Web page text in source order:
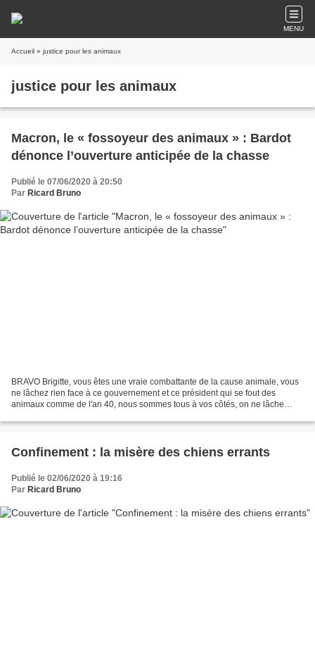
MENU
Accueil » justice pour les animaux
justice pour les animaux
Macron, le « fossoyeur des animaux » : Bardot
dénonce l’ouverture anticipée de la chasse
Publié le 07/06/2020 à 20:50
Par Ricard Bruno
BRAVO Brigitte, vous êtes une vraie combattante de la cause animale, vous
ne lâchez rien face à ce gouvernement et ce président qui se fout des
animaux comme de l'an 40, nous sommes tous à vos côtés, on ne lâche
Confinement : la misère des chiens errants
Publié le 02/06/2020 à 19:16
Par Ricard Bruno